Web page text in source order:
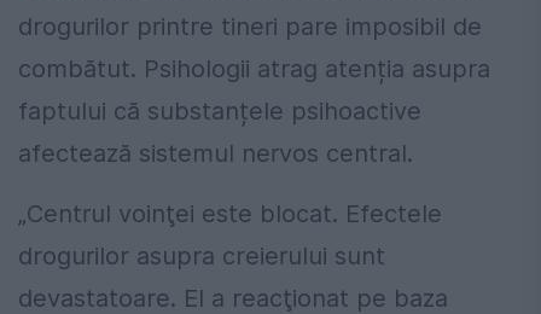
drogurilor printre tineri pare imposibil de
combătut. Psihologii atrag atenția asupra
faptului că substanțele psihoactive
afectează sistemul nervos central.
„Centrul voinţei este blocat. Efectele
drogurilor asupra creierului sunt
devastatoare. El a reacţionat pe baza